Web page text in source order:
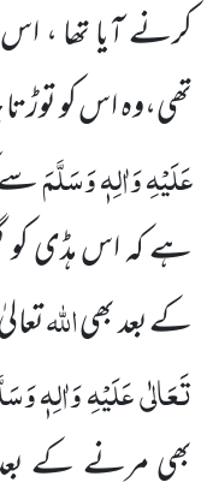
کرنے آیا تھا ،
تھی،وہ اس کو
عَلَیْہِ وَاٰلِہٖ وَسَلَّمَسے
ہے کہ اس ہڈی
کے بعد بھیاللہ
تَعَالٰی عَلَیْہِ وَاٰلِہٖ
بھی مرنے کے بعد